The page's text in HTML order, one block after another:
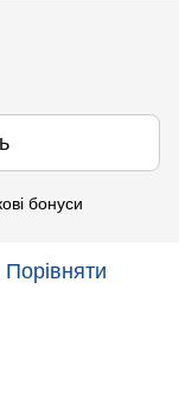
бонуси
Порівняти